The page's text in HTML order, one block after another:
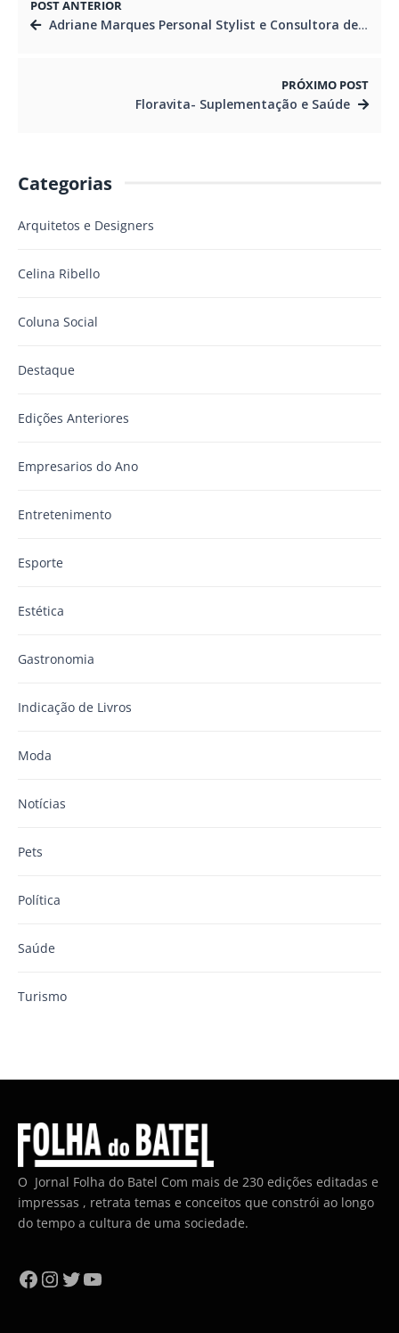
POST ANTERIOR
Adriane Marques Personal Stylist e Consultora de Imagem
PRÓXIMO POST
Floravita- Suplementação e Saúde
Categorias
Arquitetos e Designers
Celina Ribello
Coluna Social
Destaque
Edições Anteriores
Empresarios do Ano
Entretenimento
Esporte
Estética
Gastronomia
Indicação de Livros
Moda
Notícias
Pets
Política
Saúde
Turismo
O Jornal Folha do Batel Com mais de 230 edições editadas e
impressas , retrata temas e conceitos que constrói ao longo
do tempo a cultura de uma sociedade.
Facebook
Instagram
Twitter
YouTube